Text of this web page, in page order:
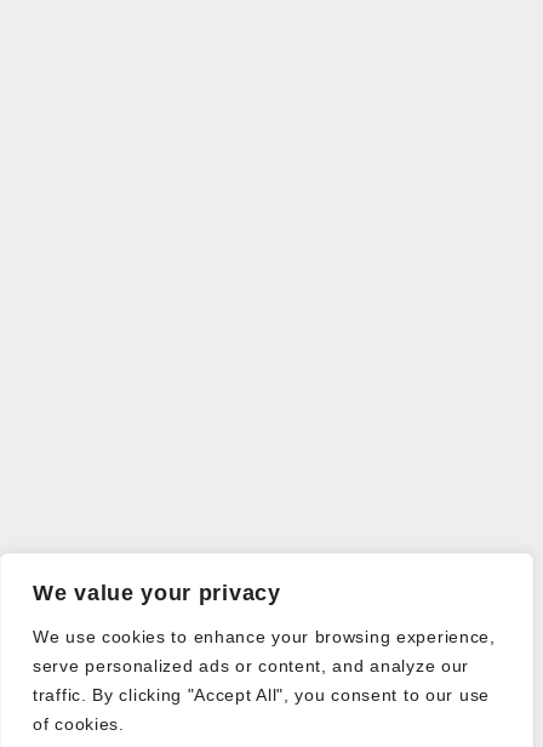
We value your privacy
We use cookies to enhance your browsing experience,
serve personalized ads or content, and analyze our
traffic. By clicking "Accept All", you consent to our use
of cookies.